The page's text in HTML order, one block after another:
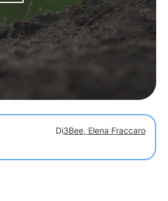
Resource).
Di3Bee, Elena Fraccaro